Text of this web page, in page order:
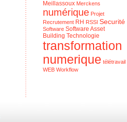
Meillassoux Merckens
numérique Projet
Recrutement RH RSSI Securité
Software Software Asset
Building Technologie
transformation
numerique télétravail
WEB Workflow